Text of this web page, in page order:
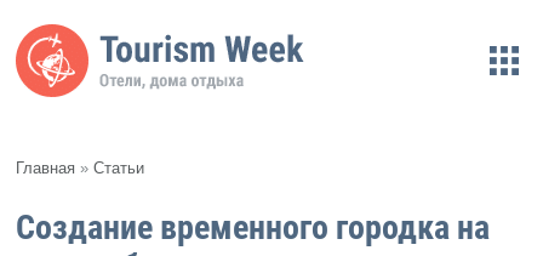
Главная »Статьи
Создание временного городка на